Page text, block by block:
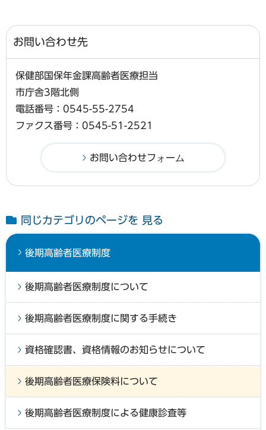
お問い合わせ先
保健部国保年金課高齢者医療担当
市庁舎3階北側
電話番号：0545-55-2754
ファクス番号：0545-51-2521
同じカテゴリのページを 見る
後期高齢者医療制度
後期高齢者医療制度について
後期高齢者医療制度に関する手続き
資格確認書、資格情報のお知らせについて
後期高齢者医療保険料について
後期高齢者医療制度による健康診査等